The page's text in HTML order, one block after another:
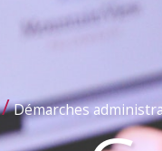
/Démarches